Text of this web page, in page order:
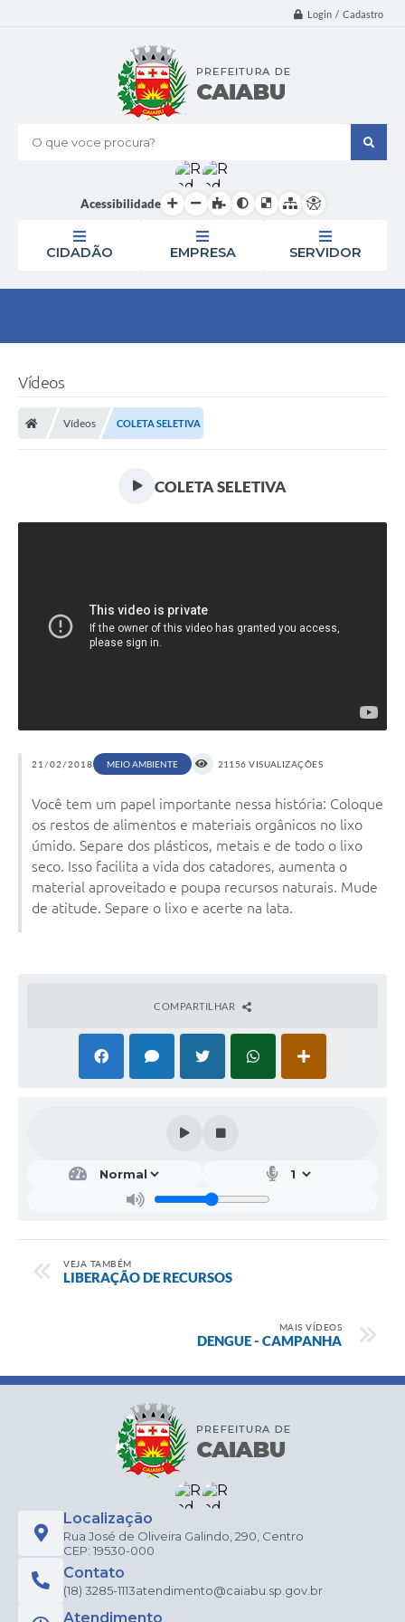
Login / Cadastro
O que voce procura?
Acessibilidade
CIDADÃO EMPRESA SERVIDOR
Vídeos
Vídeos COLETA SELETIVA
COLETA SELETIVA
21/02/2018 MEIO AMBIENTE 21156 VISUALIZAÇÕES
Você tem um papel importante nessa história: Coloque
os restos de alimentos e materiais orgânicos no lixo
úmido. Separe dos plásticos, metais e de todo o lixo
seco. Isso facilita a vida dos catadores, aumenta o
material aproveitado e poupa recursos naturais. Mude
de atitude. Separe o lixo e acerte na lata.
COMPARTILHAR
VEJA TAMBÉM
LIBERAÇÃO DE RECURSOS
MAIS VÍDEOS
DENGUE - CAMPANHA
Localização
Rua José de Oliveira Galindo, 290, Centro
CEP: 19530-000
Contato
(18) 3285-1113atendimento@caiabu.sp.gov.br
Atendimento